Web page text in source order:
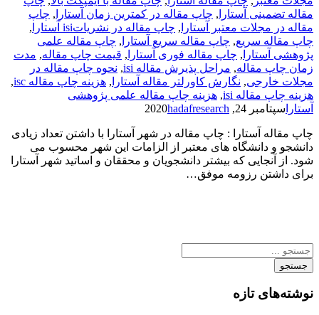
مقاله تضمینی آستارا , چاپ مقاله در کمترین زمان آستارا , چاپ
مقاله در مجلات معتبر آستارا , چاپ مقاله در نشریاتisi آستارا
,
چاپ مقاله سریع, چاپ مقاله سریع آستارا , چاپ مقاله علمی
پژوهشی آستارا , چاپ مقاله فوری آستارا , قیمت چاپ مقاله, مدت
زمان چاپ مقاله, مراحل پذیرش مقاله isi , نحوه چاپ مقاله در
مجلات خارجی, نگارش کاورلتر مقاله آستارا , هزینه چاپ مقاله isc
,
هزینه چاپ مقاله isi
, هزینه چاپ مقاله علمی پژوهشی
آستارا سپتامبر 24, 2020 hadafresearch
چاپ مقاله آستارا : چاپ مقاله در شهر آستارا با داشتن تعداد زیادی
دانشجو و دانشگاه های معتبر از الزامات این شهر محسوب می
شود. از آنجایی که بیشتر دانشجویان و محققان و اساتید شهر آستارا
برای داشتن رزومه موفق…
جستجو
نوشته‌های تازه